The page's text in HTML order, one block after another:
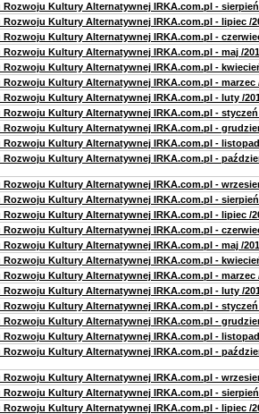
Kultury Alternatywnej IRKA.com.pl -
Kultury Alternatywnej IRKA.com.pl - lipiec /
Kultury Alternatywnej IRKA.com.pl -
Kultury Alternatywnej IRKA.com.pl - maj /
Kultury Alternatywnej IRKA.com.pl -
Kultury Alternatywnej IRKA.com.pl - marzec
Kultury Alternatywnej IRKA.com.pl - luty /
Kultury Alternatywnej IRKA.com.pl - styczeń
Kultury Alternatywnej IRKA.com.pl -
Kultury Alternatywnej IRKA.com.pl - listopad
Kultury Alternatywnej IRKA.com.pl -
Kultury Alternatywnej IRKA.com.pl -
Kultury Alternatywnej IRKA.com.pl - sierpień
Kultury Alternatywnej IRKA.com.pl - lipiec /
Kultury Alternatywnej IRKA.com.pl -
Kultury Alternatywnej IRKA.com.pl - maj /
Kultury Alternatywnej IRKA.com.pl -
Kultury Alternatywnej IRKA.com.pl - marzec
Kultury Alternatywnej IRKA.com.pl - luty /
Kultury Alternatywnej IRKA.com.pl - styczeń
Kultury Alternatywnej IRKA.com.pl -
Kultury Alternatywnej IRKA.com.pl - listopad
Kultury Alternatywnej IRKA.com.pl -
Kultury Alternatywnej IRKA.com.pl -
Kultury Alternatywnej IRKA.com.pl - sierpień
Kultury Alternatywnej IRKA.com.pl - lipiec /